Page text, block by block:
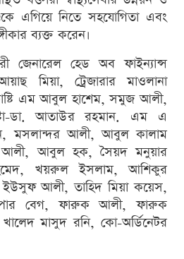
এগিয়ে নিতে সহযোগিতা এবং
ব্যক্ত করেন।
জেনারেল হেড অব ফাইন্যান্স
মিয়া, ট্রেজারার মাওলানা
এম আবুল হাশেম, সমুজ আলী,
ডা. আতাউর রহমান. এম এ
মসলান্দর আলী, আবুল কালাম
আবুল হক, সৈয়দ মনুয়ার
খয়রুল ইসলাম, আশিকুর
ইউসুফ আলী, তাহিদ মিয়া কয়েস,
বেগ, ফারুক আলী, ফারুক
খালেদ মাসুদ রনি, কো-অর্ডিনেটর